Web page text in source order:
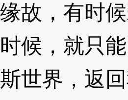
缘故，有时
时候，就只
斯世界，返